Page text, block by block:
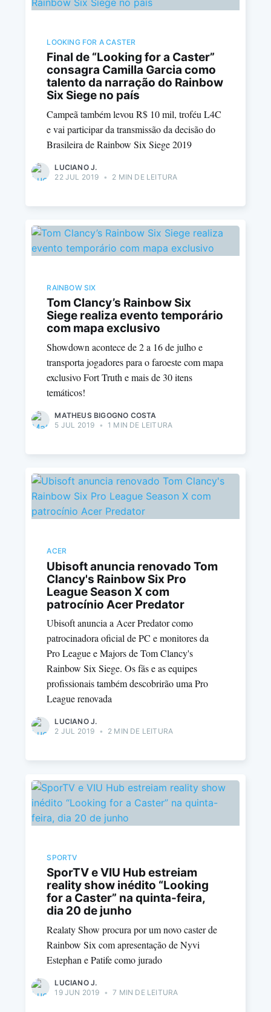
LOOKING FOR A CASTER
Final de “Looking for a Caster”
consagra Camilla Garcia como
talento da narração do Rainbow
Six Siege no país
Campeã também levou R$ 10 mil, troféu L4C
e vai participar da transmissão da decisão do
Brasileira de Rainbow Six Siege 2019
LUCIANO J.
22 JUL 2019 • 2 MIN DE LEITURA
RAINBOW SIX
Tom Clancy’s Rainbow Six
Siege realiza evento temporário
com mapa exclusivo
Showdown acontece de 2 a 16 de julho e
transporta jogadores para o faroeste com mapa
exclusivo Fort Truth e mais de 30 itens
temáticos!
MATHEUS BIGOGNO COSTA
5 JUL 2019 • 1 MIN DE LEITURA
ACER
Ubisoft anuncia renovado Tom
Clancy's Rainbow Six Pro
League Season X com
patrocínio Acer Predator
Ubisoft anuncia a Acer Predator como
patrocinadora oficial de PC e monitores da
Pro League e Majors de Tom Clancy's
Rainbow Six Siege. Os fãs e as equipes
profissionais também descobrirão uma Pro
League renovada
LUCIANO J.
2 JUL 2019 • 2 MIN DE LEITURA
SPORTV
SporTV e VIU Hub estreiam
reality show inédito “Looking
for a Caster” na quinta-feira,
dia 20 de junho
Realaty Show procura por um novo caster de
Rainbow Six com apresentação de Nyvi
Estephan e Patife como jurado
LUCIANO J.
19 JUN 2019 • 7 MIN DE LEITURA